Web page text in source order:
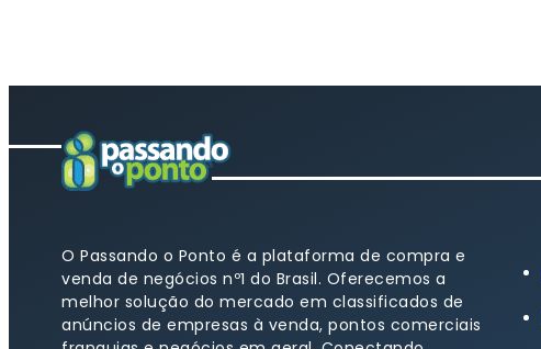
O Passando o Ponto é a plataforma de compra e
venda de negócios nº1 do Brasil. Oferecemos a
melhor solução do mercado em classificados de
anúncios de empresas à venda, pontos comerciais